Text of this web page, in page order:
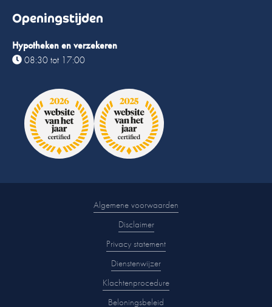
Openingstijden
Hypotheken en verzekeren
08:30 tot 17:00
Algemene voorwaarden
Disclaimer
Privacy statement
Dienstenwijzer
Klachtenprocedure
Beloningsbeleid